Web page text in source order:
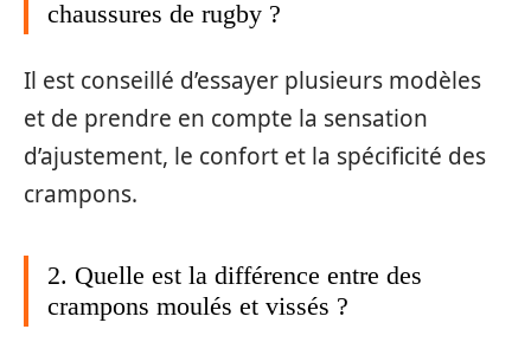
chaussures de rugby ?
Il est conseillé d’essayer plusieurs modèles
et de prendre en compte la sensation
d’ajustement, le confort et la spécificité des
crampons.
2. Quelle est la différence entre des
crampons moulés et vissés ?